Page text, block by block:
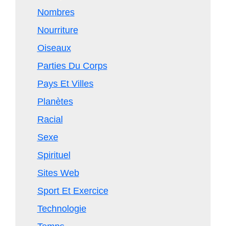
Nombres
Nourriture
Oiseaux
Parties Du Corps
Pays Et Villes
Planètes
Racial
Sexe
Spirituel
Sites Web
Sport Et Exercice
Technologie